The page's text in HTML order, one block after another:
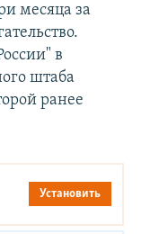
месяца за
в
штаба
ранее
Установить